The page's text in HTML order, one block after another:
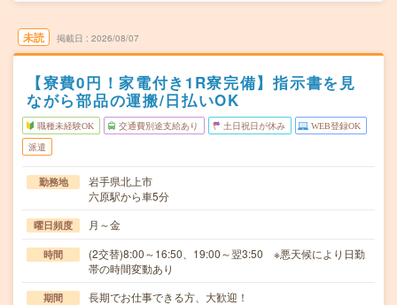
未読 掲載日 2026/08/07
【寮費0円！家電付き1R寮完備】指示書を見
ながら部品の運搬/日払いOK
職種未経験OK 交通費別途支給あり 土日祝日が休み WEB登録OK
派遣
勤務地
岩手県北上市
六原駅から車5分
曜日頻度 月～金
時間
(2交替)8:00～16:50、19:00～翌3:50 ※悪天候により日勤
帯の時間変動あり
期間 長期でお仕事できる方、大歓迎！